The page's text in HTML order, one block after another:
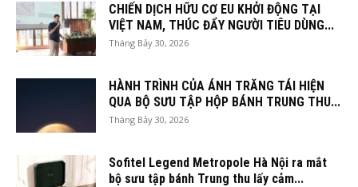
CHIẾN DỊCH HỮU CƠ EU KHỞI ĐỘNG TẠI
VIỆT NAM, THÚC ĐẨY NGƯỜI TIÊU DÙNG...
Tháng Bảy 30, 2026
HÀNH TRÌNH CỦA ÁNH TRĂNG TÁI HIỆN
QUA BỘ SƯU TẬP HỘP BÁNH TRUNG THU...
Tháng Bảy 30, 2026
Sofitel Legend Metropole Hà Nội ra mắt
bộ sưu tập bánh Trung thu lấy cảm...